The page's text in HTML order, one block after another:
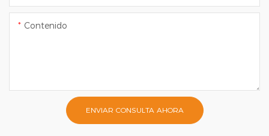
Contenido
ENVIAR CONSULTA AHORA